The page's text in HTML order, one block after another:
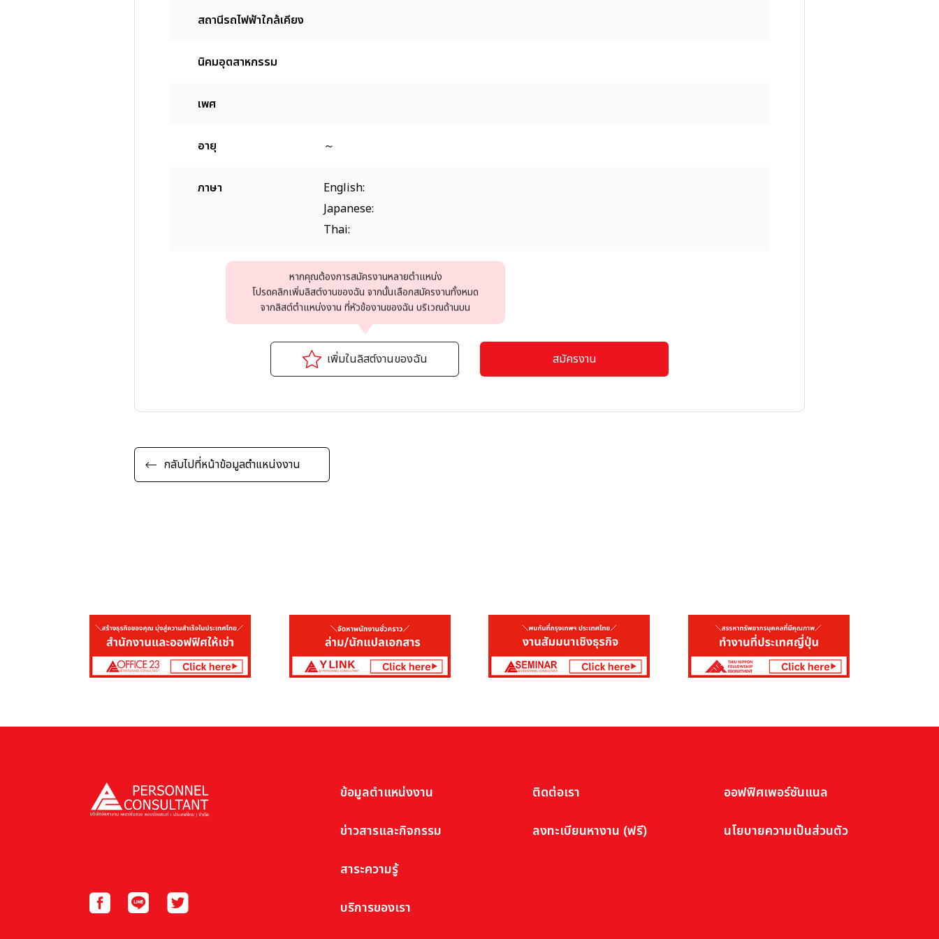
สถานีรถไฟฟ้าใกล้เคียง
นิคมอุตสาหกรรม
เพศ
อายุ ～
ภาษา
English:
Japanese:
Thai:
เพิ่มในลิสต์งานของฉัน
หากคุณต้องการสมัครงานหลายตำแหน่ง
โปรดคลิกเพิ่มลิสต์งานของฉัน จากนั้นเลือกสมัครงานทั้งหมด
จากลิสต์ตำแหน่งงาน ที่หัวข้องานของฉัน บริเวณด้านบน
สมัครงาน
กลับไปที่หน้าข้อมูลตำแหน่งงาน
ข้อมูลตำแหน่งงาน
ข่าวสารและกิจกรรม
สาระความรู้
บริการของเรา
ติดต่อเรา
ลงทะเบียนหางาน (ฟรี)
ออฟฟิศเพอร์ซันแนล
นโยบายความเป็นส่วนตัว